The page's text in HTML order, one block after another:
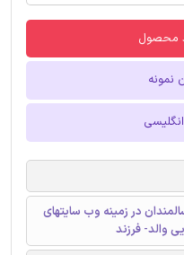
محصول
نمونه
در زمینه وب سایتهای
والد- فرزند